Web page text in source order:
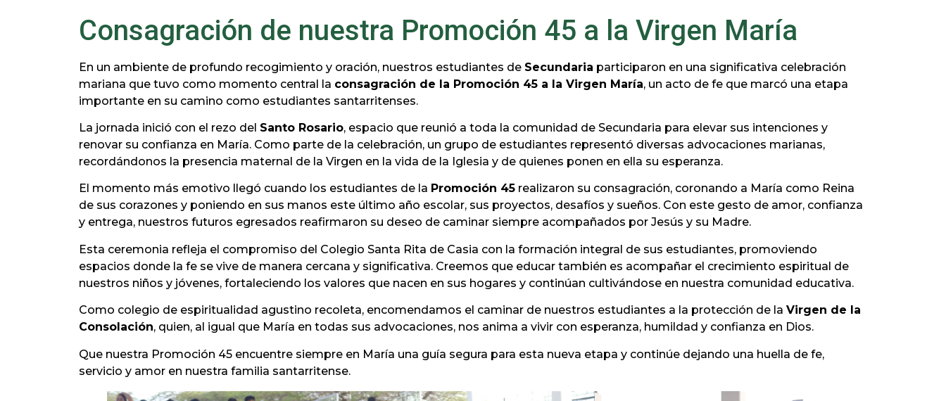
Consagración de nuestra Promoción 45 a la Virgen María
En un ambiente de profundo recogimiento y oración, nuestros estudiantes de Secundaria participaron en una significativa celebración
mariana que tuvo como momento central la consagración de la Promoción 45 a la Virgen María, un acto de fe que marcó una etapa
importante en su camino como estudiantes santarritenses.
La jornada inició con el rezo del Santo Rosario, espacio que reunió a toda la comunidad de Secundaria para elevar sus intenciones y
renovar su confianza en María. Como parte de la celebración, un grupo de estudiantes representó diversas advocaciones marianas,
recordándonos la presencia maternal de la Virgen en la vida de la Iglesia y de quienes ponen en ella su esperanza.
El momento más emotivo llegó cuando los estudiantes de la Promoción 45 realizaron su consagración, coronando a María como Reina
de sus corazones y poniendo en sus manos este último año escolar, sus proyectos, desafíos y sueños. Con este gesto de amor, confianza
y entrega, nuestros futuros egresados reafirmaron su deseo de caminar siempre acompañados por Jesús y su Madre.
Esta ceremonia refleja el compromiso del Colegio Santa Rita de Casia con la formación integral de sus estudiantes, promoviendo
espacios donde la fe se vive de manera cercana y significativa. Creemos que educar también es acompañar el crecimiento espiritual de
nuestros niños y jóvenes, fortaleciendo los valores que nacen en sus hogares y continúan cultivándose en nuestra comunidad educativa.
Como colegio de espiritualidad agustino recoleta, encomendamos el caminar de nuestros estudiantes a la protección de la Virgen de la
Consolación, quien, al igual que María en todas sus advocaciones, nos anima a vivir con esperanza, humildad y confianza en Dios.
Que nuestra Promoción 45 encuentre siempre en María una guía segura para esta nueva etapa y continúe dejando una huella de fe,
servicio y amor en nuestra familia santarritense.